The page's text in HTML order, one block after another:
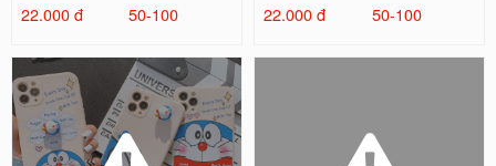
22.000 đ
50-100
22.000 đ
50-100